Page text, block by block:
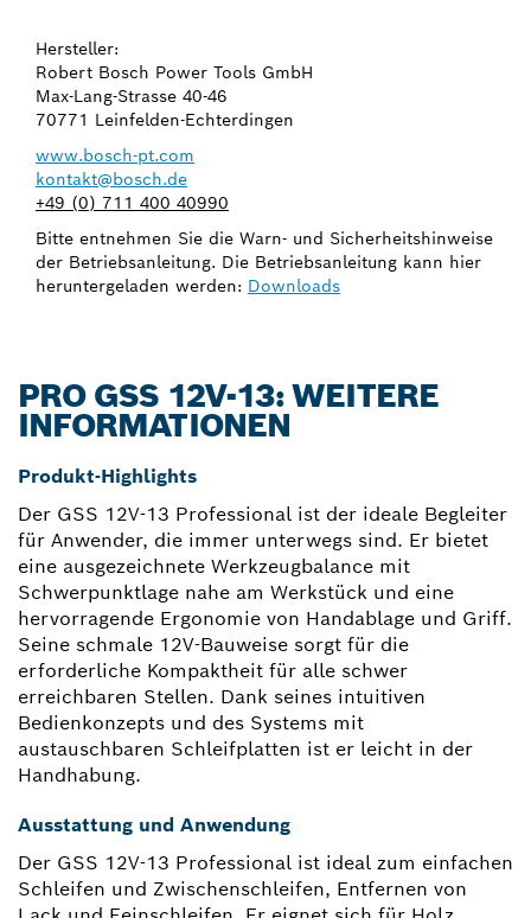
Hersteller:
Robert Bosch Power Tools GmbH
Max-Lang-Strasse 40-46
70771 Leinfelden-Echterdingen
www.bosch-pt.com
kontakt@bosch.de
+49 (0) 711 400 40990
Bitte entnehmen Sie die Warn- und Sicherheitshinweise
der Betriebsanleitung. Die Betriebsanleitung kann hier
heruntergeladen werden: Downloads
PRO GSS 12V-13: WEITERE
INFORMATIONEN
Produkt-Highlights
Der GSS 12V-13 Professional ist der ideale Begleiter
für Anwender, die immer unterwegs sind. Er bietet
eine ausgezeichnete Werkzeugbalance mit
Schwerpunktlage nahe am Werkstück und eine
hervorragende Ergonomie von Handablage und Griff.
Seine schmale 12V-Bauweise sorgt für die
erforderliche Kompaktheit für alle schwer
erreichbaren Stellen. Dank seines intuitiven
Bedienkonzepts und des Systems mit
austauschbaren Schleifplatten ist er leicht in der
Handhabung.
Ausstattung und Anwendung
Der GSS 12V-13 Professional ist ideal zum einfachen
Schleifen und Zwischenschleifen, Entfernen von